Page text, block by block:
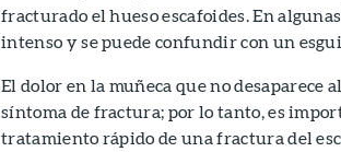
fracturado el hueso escafoides. En
intenso y se puede confundir con un
El dolor en la muñeca que no desaparece
síntoma de fractura; por lo tanto, es
tratamiento rápido de una fractura del